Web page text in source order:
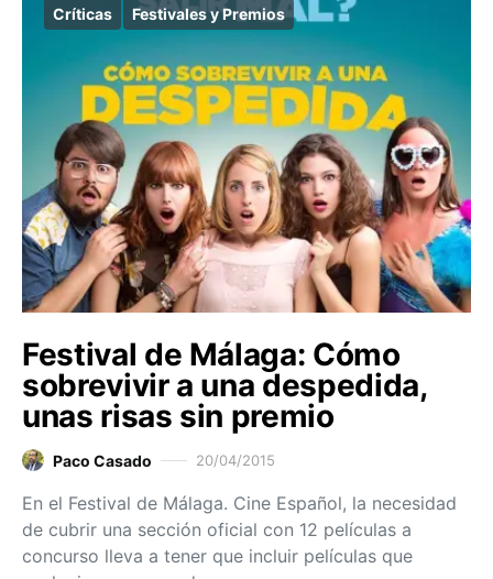
Críticas Festivales y Premios
Festival de Málaga: Cómo
sobrevivir a una despedida,
unas risas sin premio
Paco Casado 20/04/2015
En el Festival de Málaga. Cine Español, la necesidad
de cubrir una sección oficial con 12 películas a
concurso lleva a tener que incluir películas que